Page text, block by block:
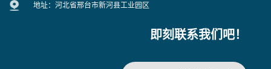
地址：河北省邢台市新河县工业园区
即刻联系我们吧！